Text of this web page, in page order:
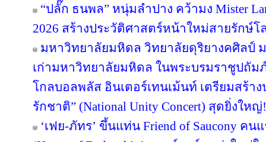
“ปลั๊ก ธนพล” หนุ่มลำปาง คว้ามง Mister
2026 สร้างประวัติศาสตร์หน้าใหม่สายรักษ์โ
มหาวิทยาลัยมหิดล วิทยาลัยดุริยางคศิลป์
เก่ามหาวิทยาลัยมหิดล ในพระบรมราชูปถัม
โกลบอลพลัส อินเตอร์เทนเม้นท์ เตรียมสร้า
รักชาติ” (National Unity Concert) สุดยิ่งใ
‘เฟย-ภัทร’ ขึ้นแท่น Friend of Saucony ค